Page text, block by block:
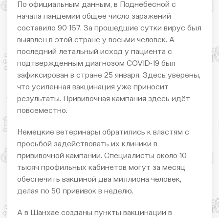
По официальным данным, в Поднебесной с
начала пандемии общее число заражений
составило 90 167. За прошедшие сутки вирус был
выявлен в этой стране у восьми человек. А
последний летальный исход у пациента с
подтвержденным диагнозом COVID-19 был
зафиксирован в стране 25 января. Здесь уверены,
что усиленная вакцинация уже приносит
результаты. Прививочная кампания здесь идёт
повсеместно.
Немецкие ветеринары обратились к властям с
просьбой задействовать их клиники в
прививочной кампании. Специалисты около 10
тысяч профильных кабинетов могут за месяц
обеспечить вакциной два миллиона человек,
делая по 50 прививок в неделю.
А в Шанхае созданы пункты вакцинации в